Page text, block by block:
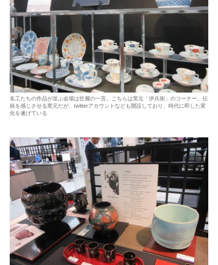
名工たちの作品が並ぶ会場は壮麗の一言。こちらは窯元「伊兵衛」のコーナー。伝
統を感じさせる窯元だが、twitterアカウントなども開設しており、時代に即した変
化を遂げている